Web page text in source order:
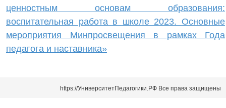
ценностным основам образования:
воспитательная работа в школе 2023. Основные
мероприятия Минпросвещения в рамках Года
педагога и наставника»
https://УниверситетПедагогики.РФ Все права защищены